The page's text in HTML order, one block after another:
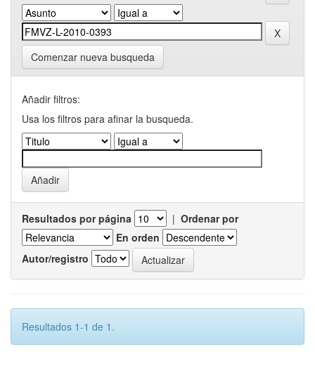
Comenzar nueva busqueda
Añadir filtros:
Usa los filtros para afinar la busqueda.
Resultados por página | Ordenar por
En orden
Autor/registro
Resultados 1-1 de 1.